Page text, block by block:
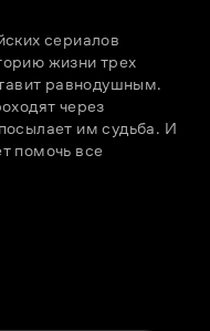
сериалов
жизни трех
равнодушным.
через
им судьба. И
помочь все